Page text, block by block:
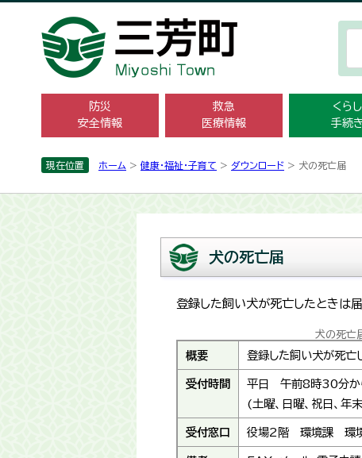
防災
安全情報
救急
医療情報
くらし
手続
現在位置 ホーム > 健康・福祉・子育て > ダウンロード > 犬の死亡届
犬の死亡届
登録した飼い犬が死亡したときは
犬の死亡
概要 登録した飼い犬が死亡
受付時間
平日 午前8時30分か
(土曜、日曜、祝日、年
受付窓口 役場2階 環境課 環